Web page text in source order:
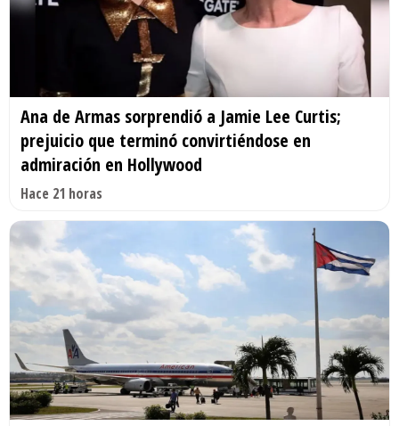
Ana de Armas sorprendió a Jamie Lee Curtis;
prejuicio que terminó convirtiéndose en
admiración en Hollywood
Hace 21 horas